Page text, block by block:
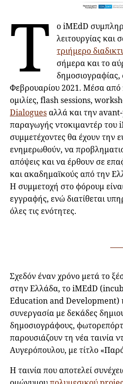
Τ
ο iMEdD
λειτουργίας και
τριήμερο
σήμερα και το
δημοσιογραφίας,
Φεβρουαρίου 2021. Μέσα από
ομιλίες, flash sessions,
Dialoguesαλλά και την
παραγωγής ντοκιμαντέρ του
συμμετέχοντες θα έχουν την
ενημερωθούν, να
απόψεις και να έρθουν σε
και ακαδημαϊκούς από την
Η συμμετοχή στο φόρουμ
εγγραφής, ενώ διατίθεται
όλες τις ενότητες.
Σχεδόν έναν χρόνο μετά το
στην Ελλάδα, το iMEdD
Εducation and Development)
συνεργασία με δεκάδες
δημοσιογράφους,
παρουσιάζουν τη νέα ταινία
Αυγερόπουλου, με τίτλο
Η ταινία που αποτελεί